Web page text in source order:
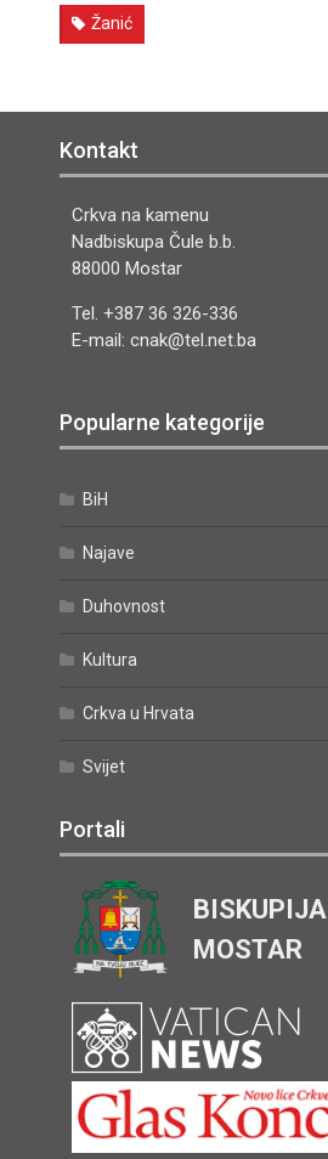
Žanić
Kontakt
Crkva na kamenu
Nadbiskupa Čule b.b.
88000 Mostar
Tel. +387 36 326-336
E-mail: cnak@tel.net.ba
Popularne kategorije
BiH
Najave
Duhovnost
Kultura
Crkva u Hrvata
Svijet
Portali
BISKUPIJA
MOSTAR